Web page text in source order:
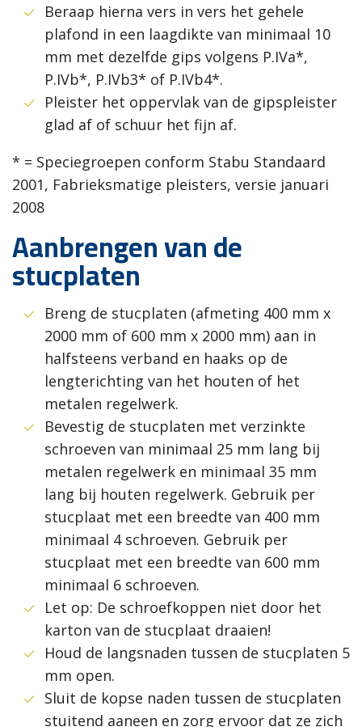
Beraap hierna vers in vers het gehele
plafond in een laagdikte van minimaal 10
mm met dezelfde gips volgens P.IVa*,
P.IVb*, P.IVb3* of P.IVb4*.
Pleister het oppervlak van de gipspleister
glad af of schuur het fijn af.
* = Speciegroepen conform Stabu Standaard
2001, Fabrieksmatige pleisters, versie januari
2008
Aanbrengen van de
stucplaten
Breng de stucplaten (afmeting 400 mm x
2000 mm of 600 mm x 2000 mm) aan in
halfsteens verband en haaks op de
lengterichting van het houten of het
metalen regelwerk.
Bevestig de stucplaten met verzinkte
schroeven van minimaal 25 mm lang bij
metalen regelwerk en minimaal 35 mm
lang bij houten regelwerk. Gebruik per
stucplaat met een breedte van 400 mm
minimaal 4 schroeven. Gebruik per
stucplaat met een breedte van 600 mm
minimaal 6 schroeven.
Let op: De schroefkoppen niet door het
karton van de stucplaat draaien!
Houd de langsnaden tussen de stucplaten 5
mm open.
Sluit de kopse naden tussen de stucplaten
stuitend aaneen en zorg ervoor dat ze zich